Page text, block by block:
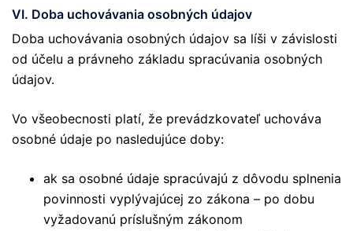
VI. Doba uchovávania osobných údajov
Doba uchovávania osobných údajov sa líši v závislosti
od účelu a právneho základu spracúvania osobných
údajov.
Vo všeobecnosti platí, že prevádzkovateľ uchováva
osobné údaje po nasledujúce doby:
ak sa osobné údaje spracúvajú z dôvodu splnenia
povinnosti vyplývajúcej zo zákona – po dobu
vyžadovanú príslušným zákonom